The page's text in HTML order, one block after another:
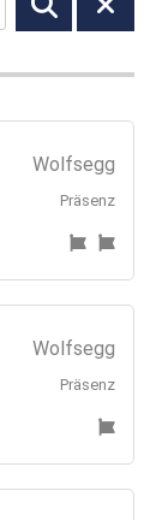
Wolfsegg
Präsenz
Wolfsegg
Präsenz